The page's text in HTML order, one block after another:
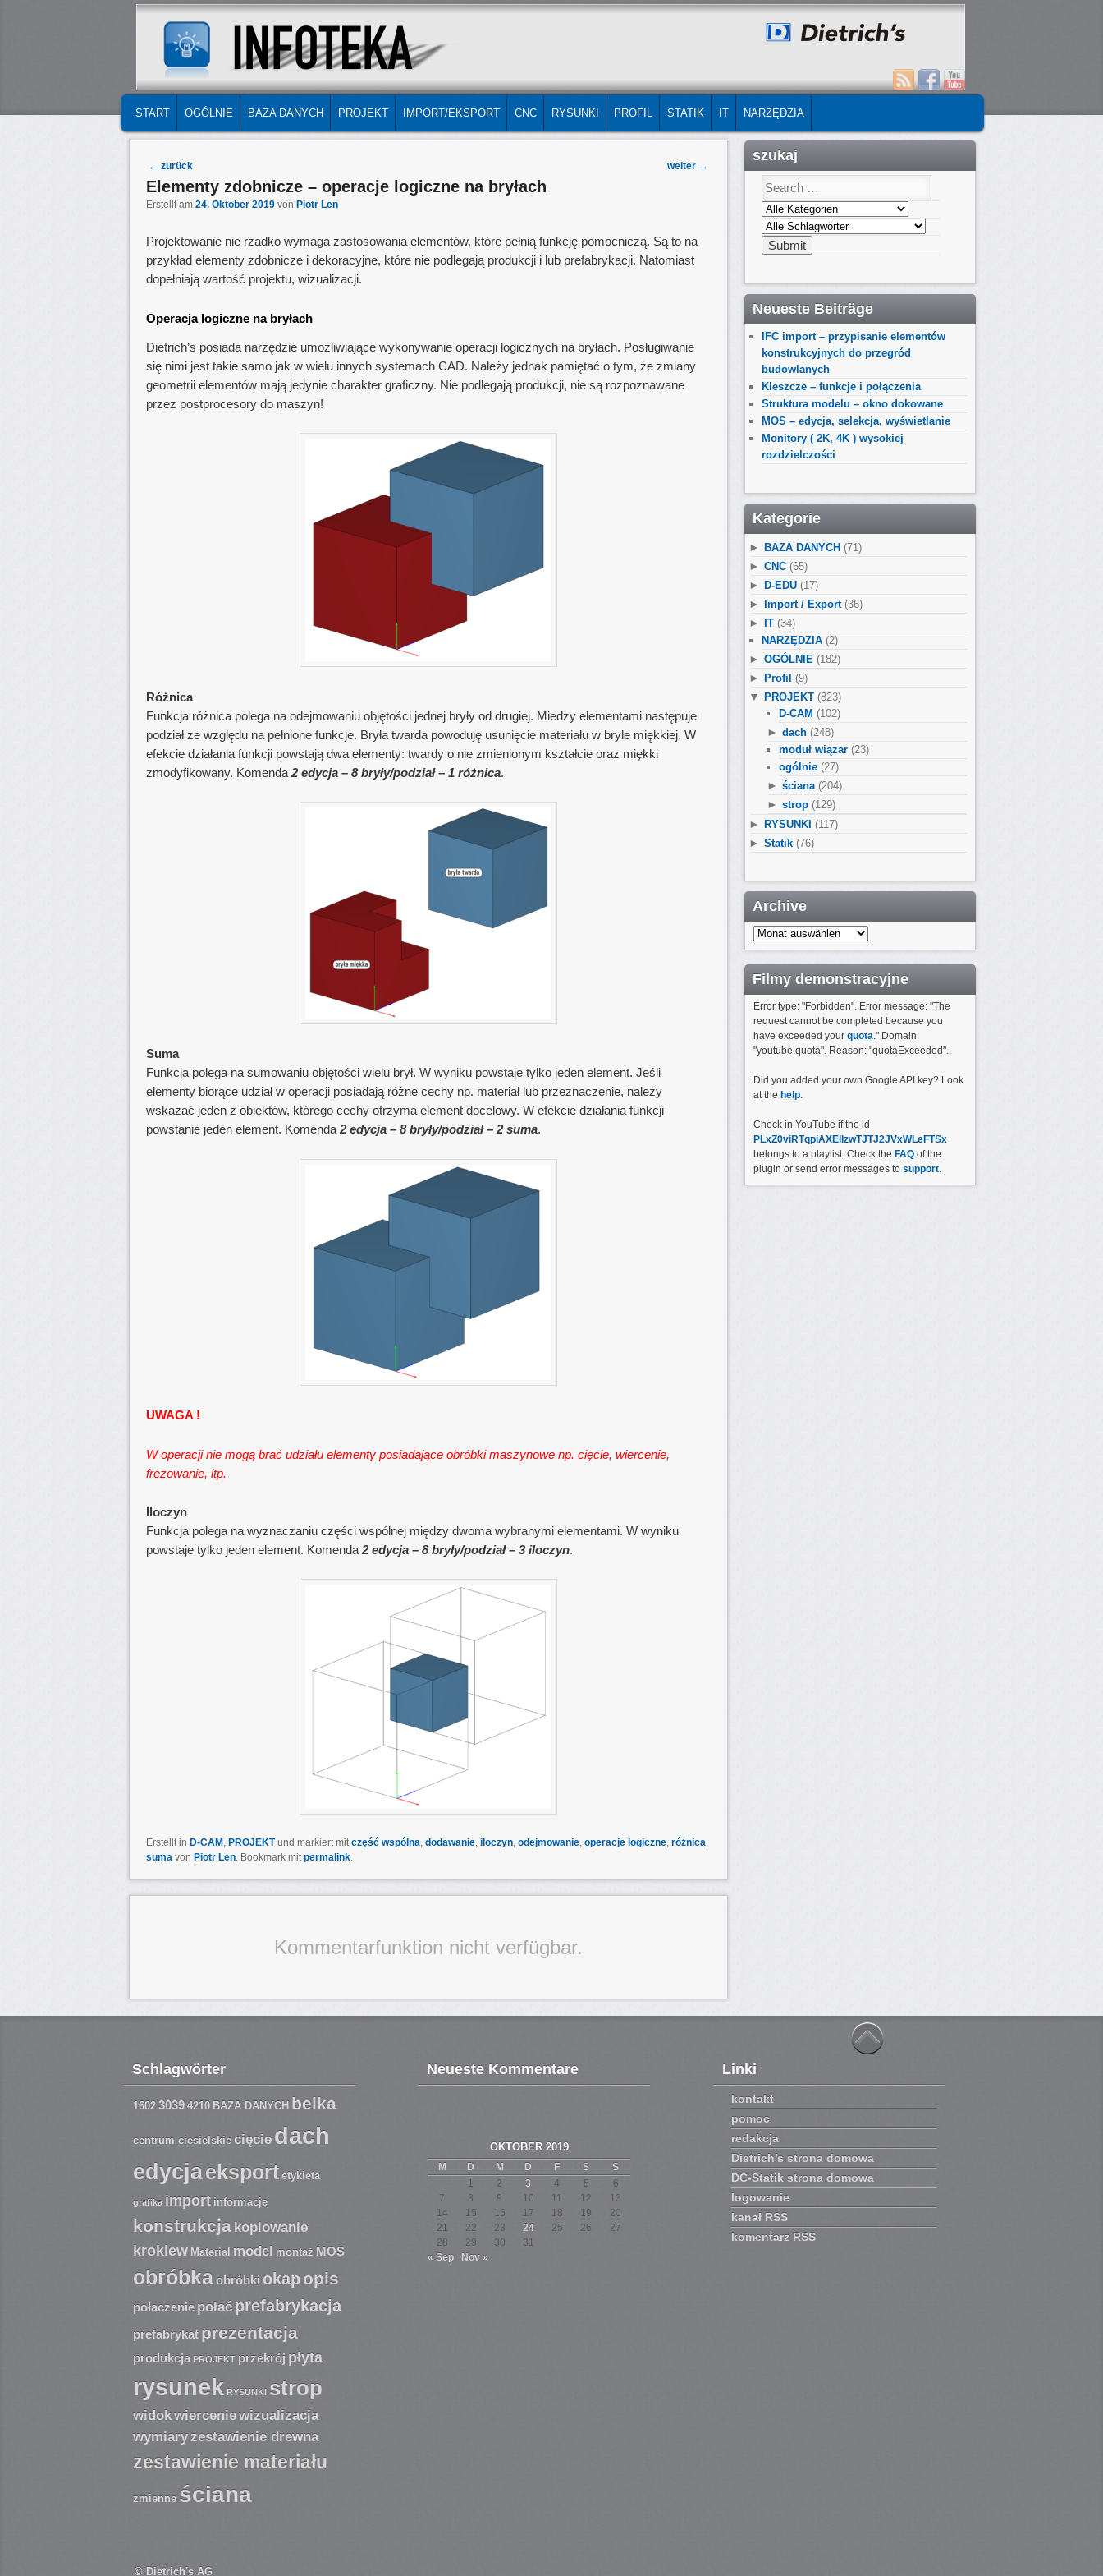
SKIP TO PRIMARY CONTENT
SKIP TO SECONDARY CONTENT
START OGÓLNIE BAZA DANYCH PROJEKT IMPORT/EKSPORT CNC RYSUNKI PROFIL STATIK IT NARZĘDZIA
Post navigation
← zurück weiter →
Elementy zdobnicze – operacje logiczne na bryłach
Erstellt am 24. Oktober 2019 von Piotr Len
Projektowanie nie rzadko wymaga zastosowania elementów, które pełnią funkcję pomocniczą. Są to na
przykład elementy zdobnicze i dekoracyjne, które nie podlegają produkcji i lub prefabrykacji. Natomiast
dopełniają wartość projektu, wizualizacji.
Operacja logiczne na bryłach
Dietrich’s posiada narzędzie umożliwiające wykonywanie operacji logicznych na bryłach. Posługiwanie
się nimi jest takie samo jak w wielu innych systemach CAD. Należy jednak pamiętać o tym, że zmiany
geometrii elementów mają jedynie charakter graficzny. Nie podlegają produkcji, nie są rozpoznawane
przez postprocesory do maszyn!
Różnica
Funkcja różnica polega na odejmowaniu objętości jednej bryły od drugiej. Miedzy elementami następuje
podział ze względu na pełnione funkcje. Bryła twarda powoduję usunięcie materiału w bryle miękkiej. W
efekcie działania funkcji powstają dwa elementy: twardy o nie zmienionym kształcie oraz miękki
zmodyfikowany. Komenda 2 edycja – 8 bryły/podział – 1 różnica.
Suma
Funkcja polega na sumowaniu objętości wielu brył. W wyniku powstaje tylko jeden element. Jeśli
elementy biorące udział w operacji posiadają różne cechy np. materiał lub przeznaczenie, należy
wskazać jeden z obiektów, którego cechy otrzyma element docelowy. W efekcie działania funkcji
powstanie jeden element. Komenda2 edycja – 8 bryły/podział – 2 suma.
UWAGA !
W operacji nie mogą brać udziału elementy posiadające obróbki maszynowe np. cięcie, wiercenie,
frezowanie, itp.
Iloczyn
Funkcja polega na wyznaczaniu części wspólnej między dwoma wybranymi elementami. W wyniku
powstaje tylko jeden element. Komenda 2 edycja – 8 bryły/podział – 3 iloczyn.
Erstellt in D-CAM PROJEKTund markiert mit część wspólna dodawanie iloczyn odejmowanie operacje logiczne różnica
suma von Piotr Len . Bookmark mit permalink
Kommentarfunktion nicht verfügbar.
szukaj
Neueste Beiträge
IFC import – przypisanie elementów
konstrukcyjnych do przegród
budowlanych
Kleszcze – funkcje i połączenia
Struktura modelu – okno dokowane
MOS – edycja, selekcja, wyświetlanie
Monitory ( 2K, 4K ) wysokiej
rozdzielczości
Kategorie
► BAZA DANYCH (71)
► CNC (65)
► D-EDU (17)
► Import / Export(36)
► IT (34)
NARZĘDZIA (2)
► OGÓLNIE (182)
► Profil (9)
▼ PROJEKT (823)
D-CAM (102)
► dach(248)
moduł wiązar (23)
ogólnie (27)
► ściana(204)
► strop(129)
► RYSUNKI (117)
► Statik (76)
Archive
Archive
Filmy demonstracyjne
Error type: "Forbidden". Error message: "The
request cannot be completed because you
have exceeded your quota." Domain:
"youtube.quota". Reason: "quotaExceeded".
Did you added your own Google API key? Look
at the help.
Check in YouTube if the id
PLxZ0viRTqpiAXEllzwTJTJ2JVxWLeFTSx
belongs to a playlist. Check the FAQ of the
plugin or send error messages to support.
Schlagwörter
1602 3039 4210 BAZA DANYCH belka
centrum ciesielskie cięcie dach
edycjaeksport etykieta
grafika import informacje
konstrukcja kopiowanie
krokiew Material model montaż MOS
obróbka obróbki okapopis
połaczenie połać prefabrykacja
prefabrykat prezentacja
produkcja PROJEKT przekrój płyta
rysunek RYSUNKI strop
widokwierceniewizualizacja
wymiaryzestawienie drewna
zestawienie materiału
zmienne ściana
Neueste Kommentare
OKTOBER 2019
M D M D F S
S
1
2 3 4 5
6
7
8 9 10 11 12
13
14
15 16 17 18 19
20
21
22 23 24 25 26
27
28
29 30
31
« Sep
Nov »
Linki
kontakt
pomoc
redakcja
Dietrich’s strona domowa
DC-Statik strona domowa
logowanie
kanał RSS
komentarz RSS
© Dietrich's AG